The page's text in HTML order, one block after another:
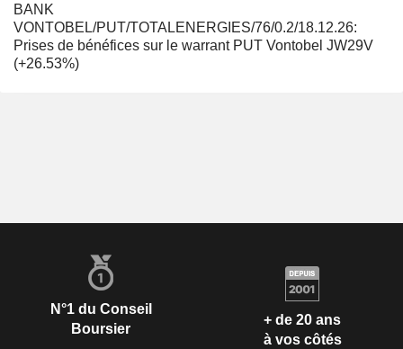
BANK
VONTOBEL/PUT/TOTALENERGIES/76/0.2/18.12.26:
Prises de bénéfices sur le warrant PUT Vontobel JW29V
(+26.53%)
N°1 du Conseil
Boursier
+ de 20 ans
à vos côtés